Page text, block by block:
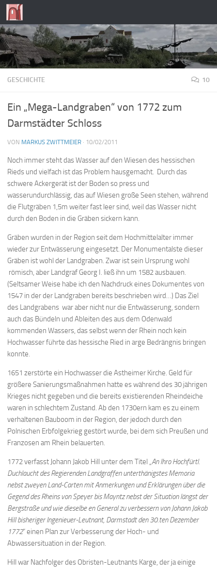
Zum Inhalt springen
GESCHICHTE 10
Ein „Mega-Landgraben“ von 1772 zum
Darmstädter Schloss
VON MARKUS ZWITTMEIER · 10/02/2011
Noch immer steht das Wasser auf den Wiesen des hessischen
Rieds und vielfach ist das Problem hausgemacht. Durch das
schwere Ackergerät ist der Boden so press und
wasserundurchlässig, das auf Wiesen große Seen stehen, während
die Flutgräben 1,5m weiter fast leer sind, weil das Wasser nicht
durch den Boden in die Gräben sickern kann.
Gräben wurden in der Region seit dem Hochmittelalter immer
wieder zur Entwässerung eingesetzt. Der Monumentalste dieser
Gräben ist wohl der Landgraben. Zwar ist sein Ursprung wohl
römisch, aber Landgraf Georg I. ließ ihn um 1582 ausbauen.
(Seltsamer Weise habe ich den Nachdruck eines Dokumentes von
1547 in der der Landgraben bereits beschrieben wird…) Das Ziel
des Landgrabens war aber nicht nur die Entwässerung, sondern
auch das Bündeln und Ableiten des aus dem Odenwald
kommenden Wassers, das selbst wenn der Rhein noch kein
Hochwasser führte das hessische Ried in arge Bedrängnis bringen
konnte.
1651 zerstörte ein Hochwasser die Astheimer Kirche. Geld für
größere Sanierungsmaßnahmen hatte es während des 30 jährigen
Krieges nicht gegeben und die bereits existierenden Rheindeiche
waren in schlechtem Zustand. Ab den 1730ern kam es zu einem
verhaltenen Bauboom in der Region, der jedoch durch den
Polnischen Erbfolgekrieg gestört wurde, bei dem sich Preußen und
Franzosen am Rhein belauerten.
1772 verfasst Johann Jakob Hill unter dem Titel „An Ihro Hochfürtl.
Duchlaucht des Regierenden Landgraffen unterthänigstes Memoria
nebst zweyen Land-Carten mit Anmerkungen und Erklärungen über die
Gegend des Rheins von Speyer bis Mayntz nebst der Situation längst der
Bergstraße und wie dieselbe en General zu verbessern von Johann Jakob
Hill bisheriger Ingenieuer-Leutnant, Darmstadt den 30.ten Dezember
1772“ einen Plan zur Verbesserung der Hoch- und
Abwassersituation in der Region.
Hill war Nachfolger des Obristen-Leutnants Karge, der ja einige